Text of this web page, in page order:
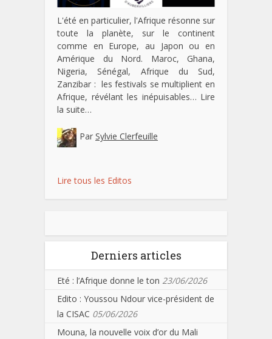
L'été en particulier, l'Afrique résonne sur
toute la planète, sur le continent
comme en Europe, au Japon ou en
Amérique du Nord. Maroc, Ghana,
Nigeria, Sénégal, Afrique du Sud,
Zanzibar : les festivals se multiplient en
Afrique, révélant les inépuisables… Lire
la suite…
Par Sylvie Clerfeuille
Lire tous les Editos
Derniers articles
Eté : l’Afrique donne le ton 23/06/2026
Edito : Youssou Ndour vice-président de
la CISAC 05/06/2026
Mouna, la nouvelle voix d’or du Mali